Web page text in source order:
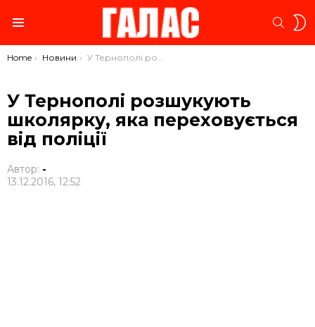
You are here:
Home Новини У Тернополі розшукують школярку, яка переховується від поліції
У Тернополі розшукують
школярку, яка переховується
від поліції
Автор: -
13.12.2016, 12:52